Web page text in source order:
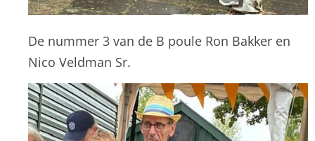
De nummer 3 van de B poule Ron Bakker en
Nico Veldman Sr.